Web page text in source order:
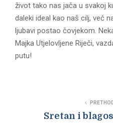
život tako nas jača u svakoj
daleki ideal kao naš cilj, već
ljubavi postao čovjekom.
Majka Utjelovljene Riječi,
putu!
Sretan i